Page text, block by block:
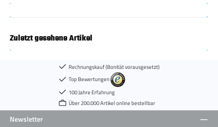
Zuletzt gesehene Artikel
Rechnungskauf (Bonität vorausgesetzt)
Top Bewertungen
100 Jahre Erfahrung
Über 200.000 Artikel online bestellbar
Newsletter